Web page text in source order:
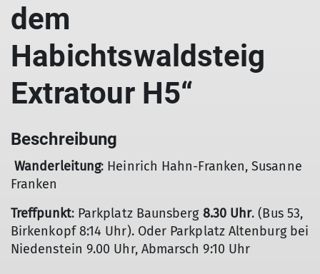
dem
Habichtswaldsteig
Extratour H5“
Beschreibung
Wanderleitung: Heinrich Hahn-Franken, Susanne
Franken
Treffpunkt: Parkplatz Baunsberg 8.30 Uhr. (Bus 53,
Birkenkopf 8:14 Uhr). Oder Parkplatz Altenburg bei
Niedenstein 9.00 Uhr, Abmarsch 9:10 Uhr